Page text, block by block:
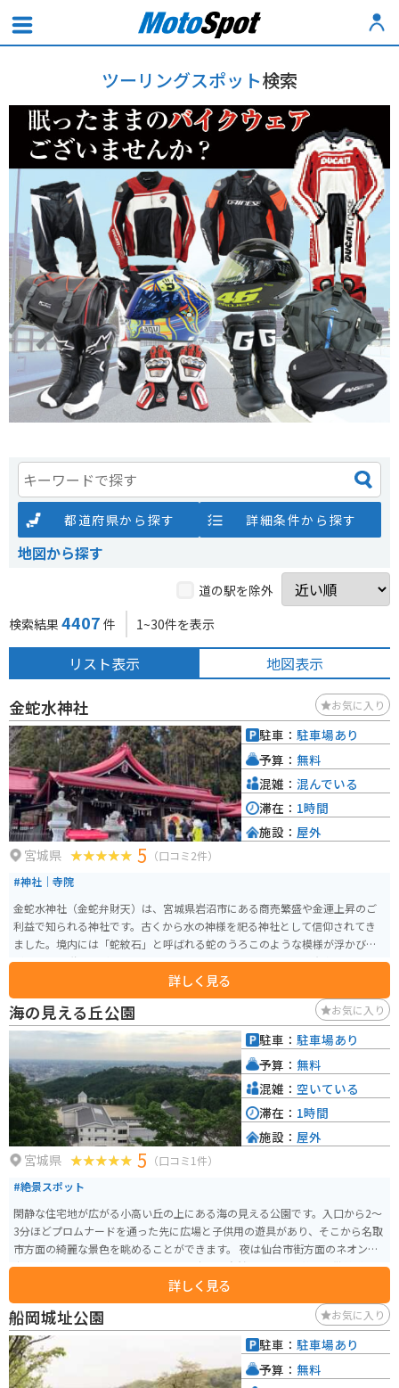
ツーリングスポット検索
都道府県から探す 詳細条件から探す
地図から探す
道の駅を除外
検索結果 4407 件 1~30件を表示
リスト表示 地図表示
金蛇水神社 お気に入り
宮城県 5 （口コミ2件）
#神社｜寺院
金蛇水神社（金蛇弁財天）は、宮城県岩沼市にある商売繁盛や金運上昇のご
利益で知られる神社です。古くから水の神様を祀る神社として信仰されてき
ました。境内には「蛇紋石」と呼ばれる蛇のうろこのような模様が浮かび上
がった不思議な石があり、金運アップのパワースポットとして有名です。ア
クセスはJR岩沼駅から車で約10分、仙台市内からも比較的近いため、気軽に
訪れることができます。
詳しく見る
駐車： 駐車場あり
予算： 無料
混雑： 混んでいる
滞在： 1時間
施設： 屋外
海の見える丘公園 お気に入り
宮城県 5 （口コミ1件）
#絶景スポット
閑静な住宅地が広がる小高い丘の上にある海の見える公園です。入口から2～
3分ほどプロムナードを通った先に広場と子供用の遊具があり、そこから名取
市方面の綺麗な景色を眺めることができます。 夜は仙台市街方面のネオンの
夜景を楽しむことができます。公園は広く、自然に囲まれた静かな散策道を
詳しく見る
駐車： 駐車場あり
予算： 無料
混雑： 空いている
滞在： 1時間
施設： 屋外
船岡城址公園 お気に入り
駐車： 駐車場あり
予算： 無料